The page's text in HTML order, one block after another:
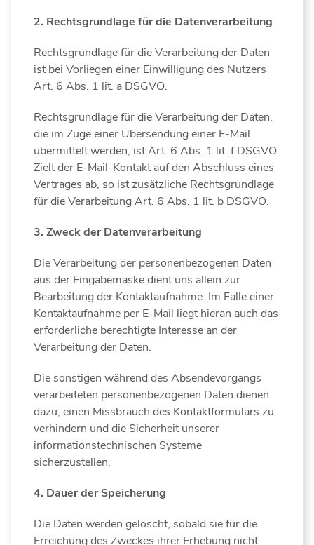
2. Rechtsgrundlage für die Datenverarbeitung
Rechtsgrundlage für die Verarbeitung der Daten
ist bei Vorliegen einer Einwilligung des Nutzers
Art. 6 Abs. 1 lit. a DSGVO.
Rechtsgrundlage für die Verarbeitung der Daten,
die im Zuge einer Übersendung einer E-Mail
übermittelt werden, ist Art. 6 Abs. 1 lit. f DSGVO.
Zielt der E-Mail-Kontakt auf den Abschluss eines
Vertrages ab, so ist zusätzliche Rechtsgrundlage
für die Verarbeitung Art. 6 Abs. 1 lit. b DSGVO.
3. Zweck der Datenverarbeitung
Die Verarbeitung der personenbezogenen Daten
aus der Eingabemaske dient uns allein zur
Bearbeitung der Kontaktaufnahme. Im Falle einer
Kontaktaufnahme per E-Mail liegt hieran auch das
erforderliche berechtigte Interesse an der
Verarbeitung der Daten.
Die sonstigen während des Absendevorgangs
verarbeiteten personenbezogenen Daten dienen
dazu, einen Missbrauch des Kontaktformulars zu
verhindern und die Sicherheit unserer
informationstechnischen Systeme
sicherzustellen.
4. Dauer der Speicherung
Die Daten werden gelöscht, sobald sie für die
Erreichung des Zweckes ihrer Erhebung nicht